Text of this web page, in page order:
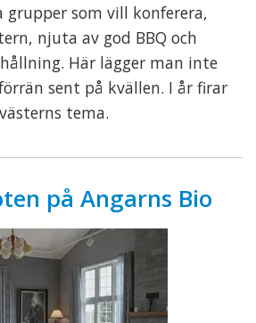
som vill konferera,
njuta av god BBQ och
Här lägger man inte
sent på kvällen. I år firar
tema.
på Angarns Bio